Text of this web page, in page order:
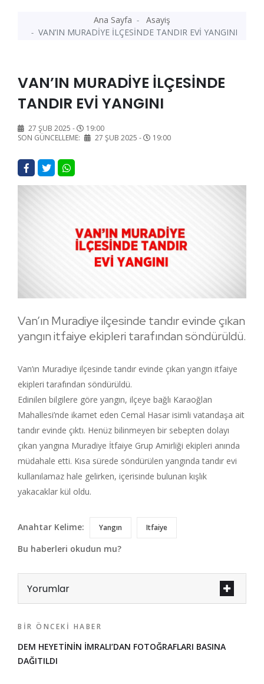
Ana Sayfa
Asayiş
VAN’IN MURADİYE İLÇESİNDE TANDIR EVİ YANGINI
VAN’IN MURADİYE İLÇESİNDE
TANDIR EVİ YANGINI
27 ŞUB 2025 -
19:00
SON GÜNCELLEME:
27 ŞUB 2025 - 19:00
Van’ın Muradiye ilçesinde tandır evinde çıkan
yangın itfaiye ekipleri tarafından söndürüldü.
Van’ın Muradiye ilçesinde tandır evinde çıkan yangın itfaiye
ekipleri tarafından söndürüldü.
Edinilen bilgilere göre yangın, ilçeye bağlı Karaoğlan
Mahallesi’nde ikamet eden Cemal Hasar isimli vatandaşa ait
tandır evinde çıktı. Henüz bilinmeyen bir sebepten dolayı
çıkan yangına Muradiye İtfaiye Grup Amirliği ekipleri anında
müdahale etti. Kısa sürede söndürülen yangında tandır evi
kullanılamaz hale gelirken, içerisinde bulunan kışlık
yakacaklar kül oldu.
Anahtar Kelime: Yangın Itfaiye
Bu haberleri okudun mu?
Yorumlar
BIR ÖNCEKI HABER
DEM HEYETİNİN İMRALI’DAN FOTOĞRAFLARI BASINA
DAĞITILDI